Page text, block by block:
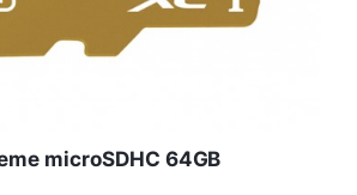
microSDHC 64GB